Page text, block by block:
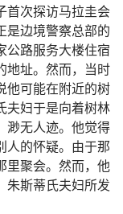
首次探访马拉圭会
是边境警察总部的
公路服务大楼住宿
地址。然而，当时
他可能在附近的树
夫妇于是向着树林
渺无人迹。他觉得
人的怀疑。由于那
里聚会。然而，他
朱斯蒂氏夫妇所发